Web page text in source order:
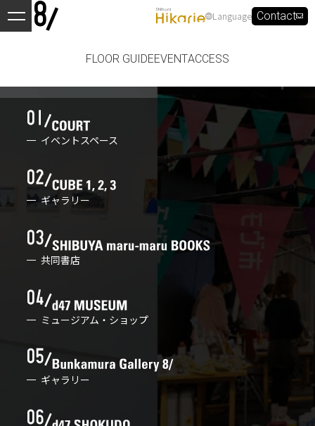
Language Contact
FLOOR GUIDEEVENTACCESS
イベントスペース
ギャラリー
共同書店
ミュージアム・ショップ
ギャラリー